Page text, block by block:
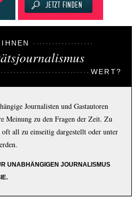
WERT?
Journalisten und Gastautoren
Meinung zu den Fragen der Zeit. Zu
oft all zu einseitig dargestellt oder unter
UNABHÄNGIGEN JOURNALISMUS